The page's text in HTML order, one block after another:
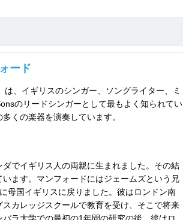
ード
は、イギリスのシンガー、ソングライター、ミ
のリードシンガーとして最もよく知られてい
くの楽器を演奏しています。
でイギリス人の両親に生まれました。その結
ます。マンフォードにはジェームズという兄
母国イギリスに戻りました。彼はロンドン南
カレッジスクールで教育を受け、そこで将来